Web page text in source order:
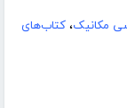
مکانیک، کتاب‌های